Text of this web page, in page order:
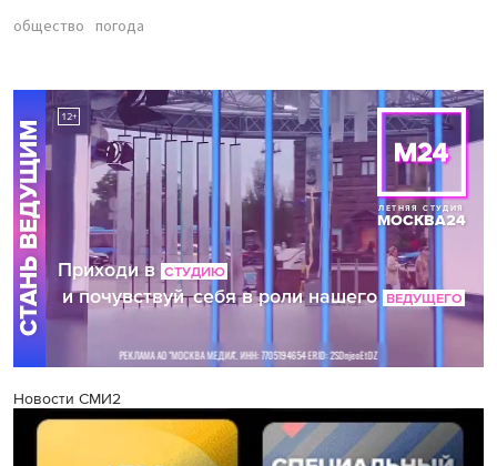
общество погода
Новости СМИ2